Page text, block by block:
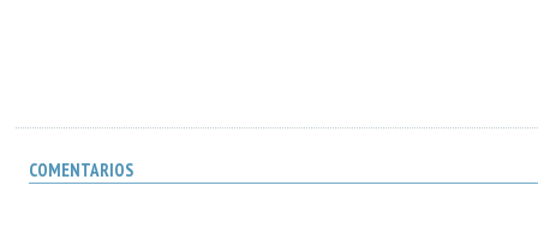
COMENTARIOS